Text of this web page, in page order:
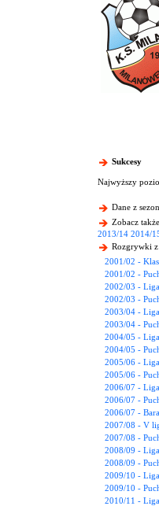
Sukcesy
Najwyższy
Dane z
Zobacz
2013/14 2014/
Rozgrywki z
2001/02 -
2001/02 -
2002/03 -
2002/03 -
2003/04 -
2003/04 -
2004/05 -
2004/05 -
2005/06 -
2005/06 -
2006/07 -
2006/07 -
2006/07 -
2007/08 - V
2007/08 -
2008/09 -
2008/09 -
2009/10 -
2009/10 -
2010/11 -